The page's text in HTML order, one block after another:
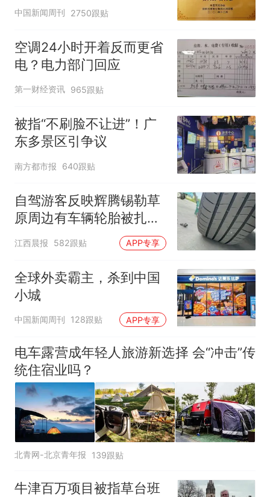
官方回应
中国新闻周刊 2750跟贴
空调24小时开着反而更省
电？电力部门回应
第一财经资讯 965跟贴
被指“不刷脸不让进”！广
东多景区引争议
南方都市报 640跟贴
自驾游客反映辉腾锡勒草
原周边有车辆轮胎被扎，
修理店铺换胎价格高达千
元，官方发布情况通报
江西晨报 582跟贴 APP专享
全球外卖霸主，杀到中国
小城
中国新闻周刊 128跟贴 APP专享
电车露营成年轻人旅游新选择 会“冲击”传
统住宿业吗？
北青网-北京青年报 139跟贴
牛津百万项目被指草台班